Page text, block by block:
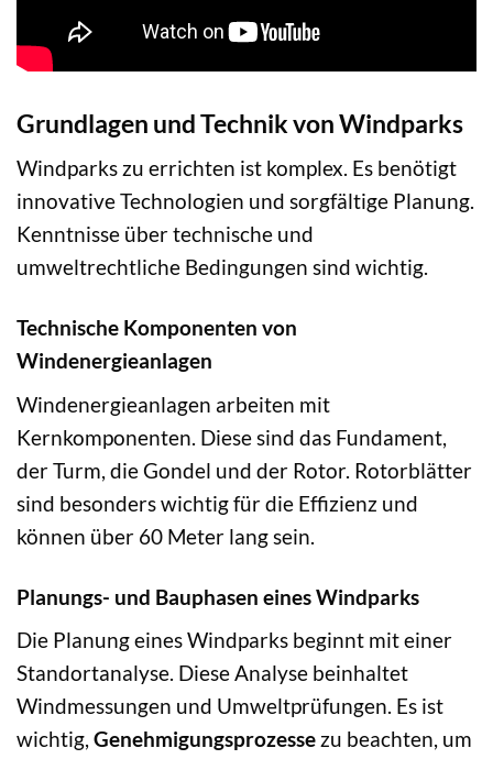
Grundlagen und Technik von Windparks
Windparks zu errichten ist komplex. Es benötigt
innovative Technologien und sorgfältige Planung.
Kenntnisse über technische und
umweltrechtliche Bedingungen sind wichtig.
Technische Komponenten von
Windenergieanlagen
Windenergieanlagen arbeiten mit
Kernkomponenten. Diese sind das Fundament,
der Turm, die Gondel und der Rotor. Rotorblätter
sind besonders wichtig für die Effizienz und
können über 60 Meter lang sein.
Planungs- und Bauphasen eines Windparks
Die Planung eines Windparks beginnt mit einer
Standortanalyse. Diese Analyse beinhaltet
Windmessungen und Umweltprüfungen. Es ist
wichtig, Genehmigungsprozesse zu beachten, um